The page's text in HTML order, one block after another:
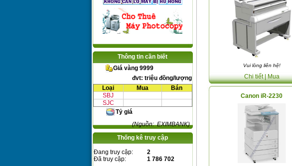
Thông tin cần biết
Giá vàng 9999
đvt: triệu đồng/lượng
Loại
Mua
Bán
SBJ
SJC
Tỷ giá
(Nguồn: EXIMBANK)
Thống kê truy cập
Đang truy cập:
2
Đã truy cập:
1 786 702
Vui lòng liên hệ!
Chi tiết | Mua
Canon iR-2230